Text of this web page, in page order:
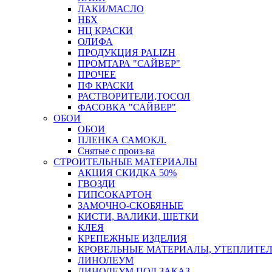
ЛАКИ/МАСЛО
НБХ
НЦ КРАСКИ
ОЛИФА
ПРОДУКЦИЯ PALIZH
ПРОМТАРА "САЙВЕР"
ПРОЧЕЕ
ПФ КРАСКИ
РАСТВОРИТЕЛИ,ТОСОЛ
ФАСОВКА "САЙВЕР"
ОБОИ
ОБОИ
ПЛЕНКА САМОКЛ.
Снятые с произ-ва
СТРОИТЕЛЬНЫЕ МАТЕРИАЛЫ
АКЦИЯ СКИДКА 50%
ГВОЗДИ
ГИПСОКАРТОН
ЗАМОЧНО-СКОБЯНЫЕ
КИСТИ, ВАЛИКИ, ЩЕТКИ
КЛЕЯ
КРЕПЕЖНЫЕ ИЗДЕЛИЯ
КРОВЕЛЬНЫЕ МАТЕРИАЛЫ,
ЛИНОЛЕУМ